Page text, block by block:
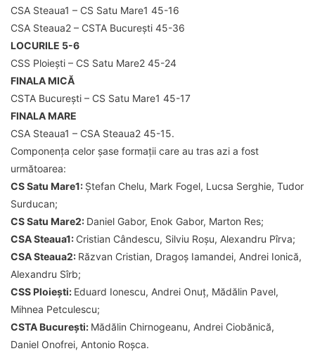
CSA Steaua1 – CS Satu Mare1 45-16
CSA Steaua2 – CSTA București 45-36
LOCURILE 5-6
CSS Ploiești – CS Satu Mare2 45-24
FINALA MICĂ
CSTA București – CS Satu Mare1 45-17
FINALA MARE
CSA Steaua1 – CSA Steaua2 45-15.
Componența celor șase formații care au tras azi a fost
următoarea:
CS Satu Mare1: Ștefan Chelu, Mark Fogel, Lucsa Serghie, Tudor
Surducan;
CS Satu Mare2: Daniel Gabor, Enok Gabor, Marton Res;
CSA Steaua1: Cristian Cândescu, Silviu Roșu, Alexandru Pîrva;
CSA Steaua2: Răzvan Cristian, Dragoș Iamandei, Andrei Ionică,
Alexandru Sîrb;
CSS Ploiești: Eduard Ionescu, Andrei Onuț, Mădălin Pavel,
Mihnea Petculescu;
CSTA București: Mădălin Chirnogeanu, Andrei Ciobănică,
Daniel Onofrei, Antonio Roșca.